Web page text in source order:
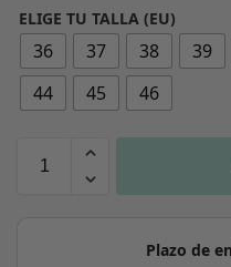
ELIGE TU TALLA (EU)
36 37 38 39
44
45 46
Plazo de